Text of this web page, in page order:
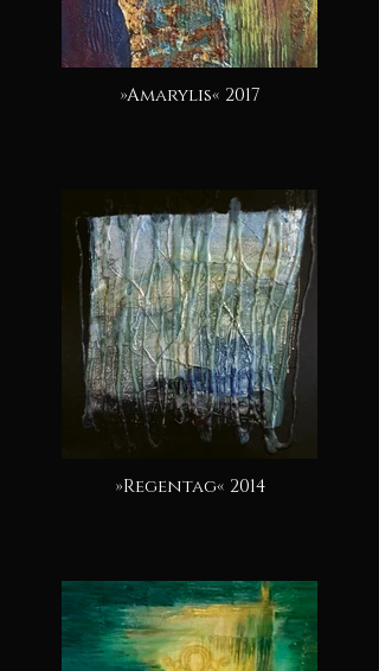
»Amarylis« 2017
»Regentag« 2014